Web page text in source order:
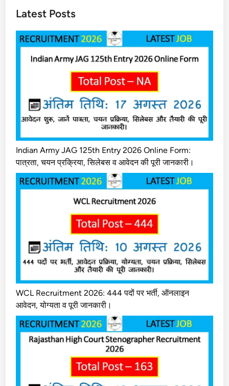
Latest Posts
Indian Army JAG 125th Entry 2026 Online Form:
पात्रता, चयन प्रक्रिया, सिलेबस व आवेदन की पूरी जानकारी।
WCL Recruitment 2026: 444 पदों पर भर्ती, ऑनलाइन
आवेदन, योग्यता व पूरी जानकारी।